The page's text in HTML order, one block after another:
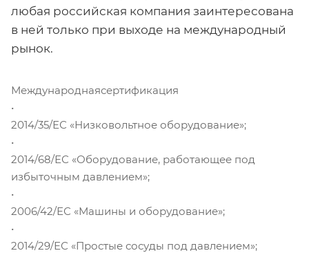
любая российская компания заинтересована
в ней только при выходе на международный
рынок.
Международнаясертификация
•
2014/35/ЕС «Низковольтное оборудование»;
•
2014/68/ЕС «Оборудование, работающее под
избыточным давлением»;
•
2006/42/ЕС «Машины и оборудование»;
•
2014/29/ЕС «Простые сосуды под давлением»;